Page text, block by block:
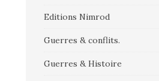
Editions Nimrod
Guerres & conflits.
Guerres & Histoire